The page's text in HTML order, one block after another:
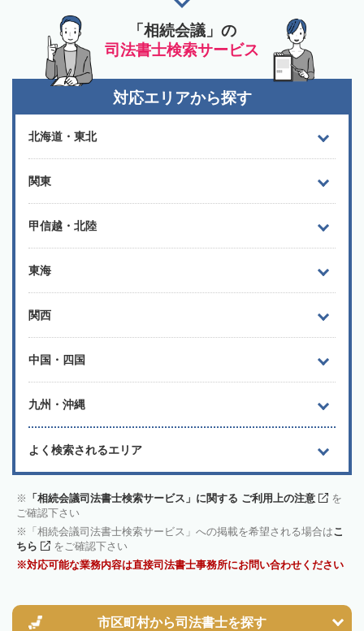
「相続会議」の
司法書士検索サービス
対応エリアから探す
北海道・東北
関東
甲信越・北陸
東海
関西
中国・四国
九州・沖縄
よく検索されるエリア
「相続会議司法書士検索サービス」に関する ご利用上の注意
を
ご確認下さい
「相続会議司法書士検索サービス」への掲載を希望される場合はこ
ちら
をご確認下さい
対応可能な業務内容は直接司法書士事務所にお問い合わせください
市区町村から司法書士を探す